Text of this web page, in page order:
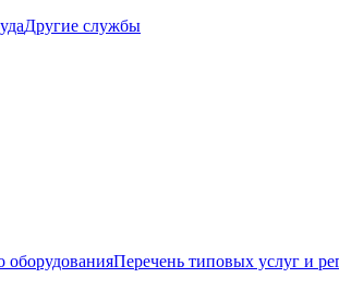
Другие службы
оборудованияПеречень типовых услуг и